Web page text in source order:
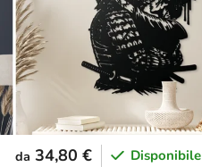
da 34,80 € Disponibile